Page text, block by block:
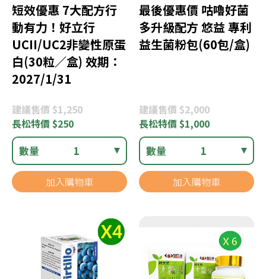
短效優惠 7大配方行
動有力！好立行
UCII/UC2非變性原蛋
白(30粒／盒) 效期：
2027/1/31
建議售價 $1,250
長松特價 $250
數量 1
加入購物車
最後優惠價 咕嚕好菌
多升級配方 悠益 專利
益生菌粉包(60包/盒)
建議售價 $2,000
長松特價 $1,000
數量 1
加入購物車